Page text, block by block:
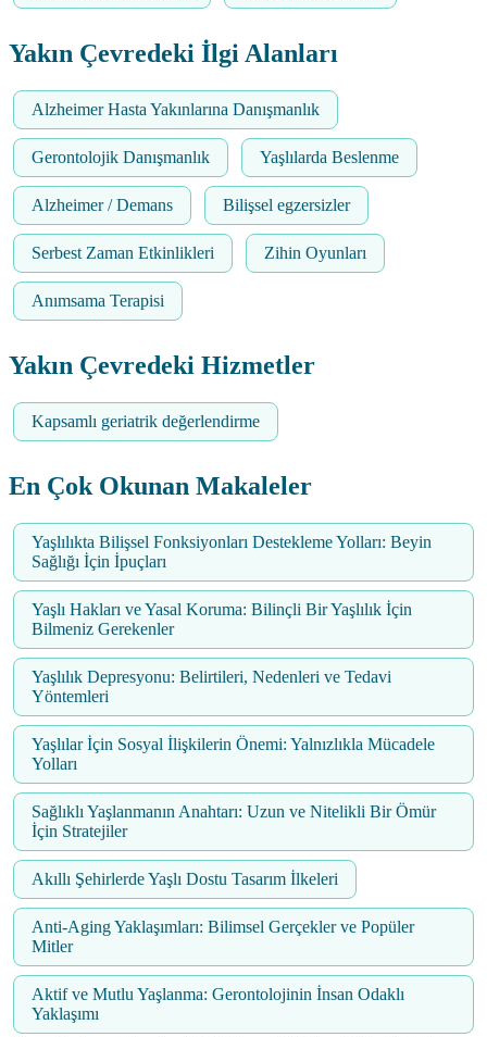
Yakın Çevredeki İlgi Alanları
Alzheimer Hasta Yakınlarına Danışmanlık
Gerontolojik Danışmanlık Yaşlılarda Beslenme
Alzheimer / Demans Bilişsel egzersizler
Serbest Zaman Etkinlikleri Zihin Oyunları
Anımsama Terapisi
Yakın Çevredeki Hizmetler
Kapsamlı geriatrik değerlendirme
En Çok Okunan Makaleler
Yaşlılıkta Bilişsel Fonksiyonları Destekleme Yolları: Beyin
Sağlığı İçin İpuçları
Yaşlı Hakları ve Yasal Koruma: Bilinçli Bir Yaşlılık İçin
Bilmeniz Gerekenler
Yaşlılık Depresyonu: Belirtileri, Nedenleri ve Tedavi
Yöntemleri
Yaşlılar İçin Sosyal İlişkilerin Önemi: Yalnızlıkla Mücadele
Yolları
Sağlıklı Yaşlanmanın Anahtarı: Uzun ve Nitelikli Bir Ömür
İçin Stratejiler
Akıllı Şehirlerde Yaşlı Dostu Tasarım İlkeleri
Anti-Aging Yaklaşımları: Bilimsel Gerçekler ve Popüler
Mitler
Aktif ve Mutlu Yaşlanma: Gerontolojinin İnsan Odaklı
Yaklaşımı